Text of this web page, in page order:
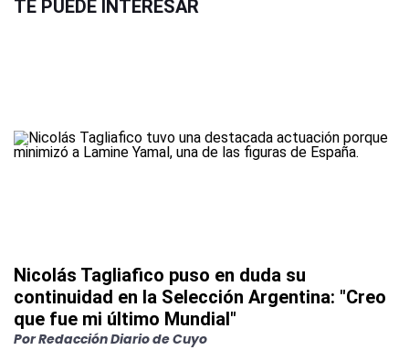
TE PUEDE INTERESAR
Nicolás Tagliafico puso en duda su
continuidad en la Selección Argentina: "Creo
que fue mi último Mundial"
PorRedacción Diario de Cuyo